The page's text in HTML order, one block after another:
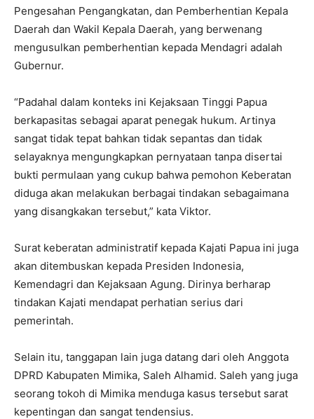
Pengesahan Pengangkatan, dan Pemberhentian Kepala
Daerah dan Wakil Kepala Daerah, yang berwenang
mengusulkan pemberhentian kepada Mendagri adalah
Gubernur.
“Padahal dalam konteks ini Kejaksaan Tinggi Papua
berkapasitas sebagai aparat penegak hukum. Artinya
sangat tidak tepat bahkan tidak sepantas dan tidak
selayaknya mengungkapkan pernyataan tanpa disertai
bukti permulaan yang cukup bahwa pemohon Keberatan
diduga akan melakukan berbagai tindakan sebagaimana
yang disangkakan tersebut,” kata Viktor.
Surat keberatan administratif kepada Kajati Papua ini juga
akan ditembuskan kepada Presiden Indonesia,
Kemendagri dan Kejaksaan Agung. Dirinya berharap
tindakan Kajati mendapat perhatian serius dari
pemerintah.
Selain itu, tanggapan lain juga datang dari oleh Anggota
DPRD Kabupaten Mimika, Saleh Alhamid. Saleh yang juga
seorang tokoh di Mimika menduga kasus tersebut sarat
kepentingan dan sangat tendensius.